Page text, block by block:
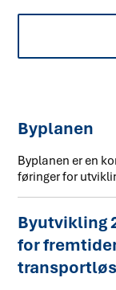
e
s
u
l
t
a
t
Byplanen
Byplanen er en
føringer for
Byutvikling
for